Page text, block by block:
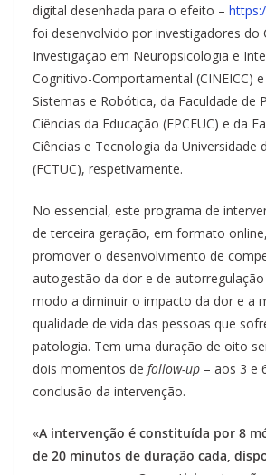
digital desenhada para o efeito –
foi desenvolvido por investigadores do
Investigação em Neuropsicologia e
Cognitivo-Comportamental (CINEICC)
Sistemas e Robótica, da Faculdade de
Ciências da Educação (FPCEUC) e da
Ciências e Tecnologia da Universidade
(FCTUC), respetivamente.
No essencial, este programa de
de terceira geração, em formato
promover o desenvolvimento de
autogestão da dor e de
modo a diminuir o impacto da dor e a
qualidade de vida das pessoas que
patologia. Tem uma duração de oito
dois momentos de follow-up – aos 3 e
conclusão da intervenção.
«A intervenção é constituída por 8
de 20 minutos de duração cada,